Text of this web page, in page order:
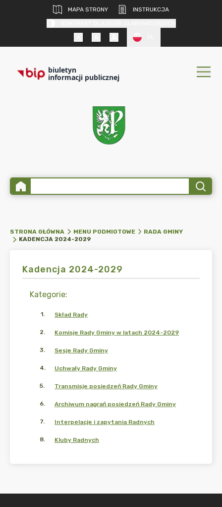
MAPA STRONY
INSTRUKCJA
biuletyn
informacji publicznej
STRONA GŁÓWNA MENU PODMIOTOWE
RADA GMINY
KADENCJA 2024-2029
Kadencja 2024-2029
Kategorie:
1. Skład Rady
2. Komisje Rady Gminy w latach 2024-2029
3. Sesje Rady Gminy
4. Uchwały Rady Gminy
5. Transmisje posiedzeń Rady Gminy
6. Archiwum nagrań posiedzeń Rady Gminy
7. Interpelacje i zapytania Radnych
8. Kluby Radnych